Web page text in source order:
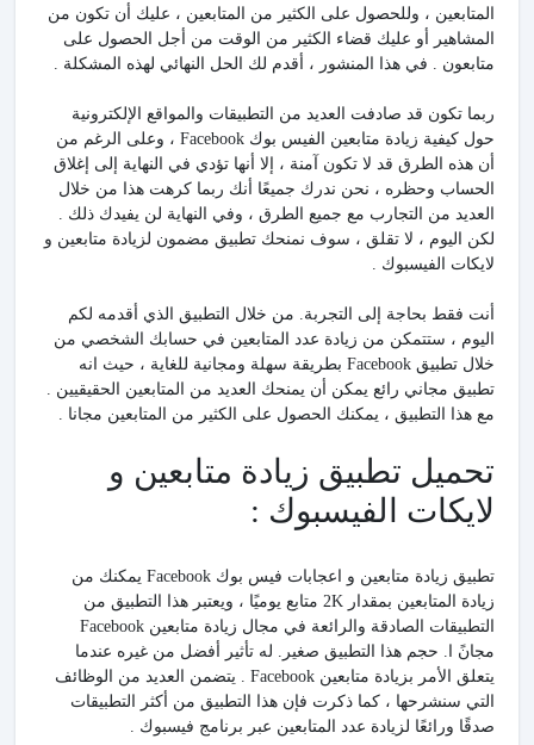
المتابعين ، وللحصول على الكثير من المتابعين ، عليك أن تكون من
المشاهير أو عليك قضاء الكثير من الوقت من أجل الحصول على
متابعون . في هذا المنشور ، أقدم لك الحل النهائي لهذه المشكلة .
ربما تكون قد صادفت العديد من التطبيقات والمواقع الإلكترونية
حول كيفية زيادة متابعين الفيس بوك Facebook ، وعلى الرغم من
أن هذه الطرق قد لا تكون آمنة ، إلا أنها تؤدي في النهاية إلى إغلاق
الحساب وحظره ، نحن ندرك جميعًا أنك ربما كرهت هذا من خلال
العديد من التجارب مع جميع الطرق ، وفي النهاية لن يفيدك ذلك .
لكن اليوم ، لا تقلق ، سوف نمنحك تطبيق مضمون لزيادة متابعين و
لايكات الفيسبوك .
أنت فقط بحاجة إلى التجربة. من خلال التطبيق الذي أقدمه لكم
اليوم ، ستتمكن من زيادة عدد المتابعين في حسابك الشخصي من
خلال تطبيق Facebook بطريقة سهلة ومجانية للغاية ، حيث انه
تطبيق مجاني رائع يمكن أن يمنحك العديد من المتابعين الحقيقيين .
مع هذا التطبيق ، يمكنك الحصول على الكثير من المتابعين مجانا .
تحميل تطبيق زيادة متابعين و
لايكات الفيسبوك :
تطبيق زيادة متابعين و اعجابات فيس بوك Facebook يمكنك من
زيادة المتابعين بمقدار 2K متابع يوميًا ، ويعتبر هذا التطبيق من
التطبيقات الصادقة والرائعة في مجال زيادة متابعين Facebook
مجانً ا. حجم هذا التطبيق صغير. له تأثير أفضل من غيره عندما
يتعلق الأمر بزيادة متابعين Facebook . يتضمن العديد من الوظائف
التي سنشرحها ، كما ذكرت فإن هذا التطبيق من أكثر التطبيقات
صدقًا ورائعًا لزيادة عدد المتابعين عبر برنامج فيسبوك .